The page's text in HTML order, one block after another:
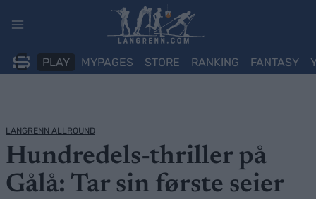
PLAY MYPAGES STORE RANKING FANTASY
LANGRENN ALLROUND
Hundredels-thriller på
Gålå: Tar sin første seier